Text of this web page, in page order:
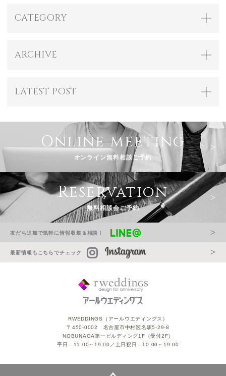
CATEGORY
ARCHIVE
LATEST POST
Online meeting
オンライン無料相談ご予約
Reservation
無料相談会ご予約
友だち追加で気軽に情報収集＆相談！
最新情報もこちらでチェック
RWEDDINGS（アールウエディングス）
〒450-0002 名古屋市中村区名駅5-29-8
NOBUNAGA第一ビルディング1F（受付2F）
平日：11:00～19:00／土日祝日：10:00～19:00